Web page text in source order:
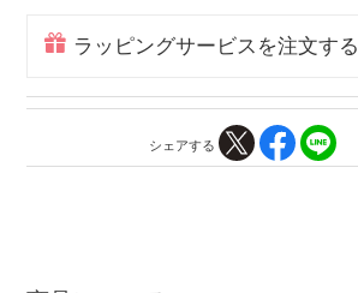
ラッピングサービスを注文する
シェアする